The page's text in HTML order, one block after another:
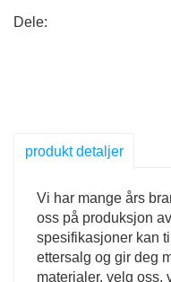
Dele:
produkt detaljer
Vi har mange års
oss på produksjon
spesifikasjoner kan
ettersalg og gir deg
materialer, velg oss,